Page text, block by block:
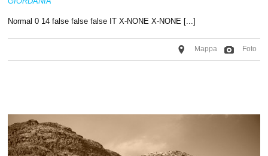
Normal 0 14 false false false IT X-NONE X-NONE [...]
Foto
Mappa